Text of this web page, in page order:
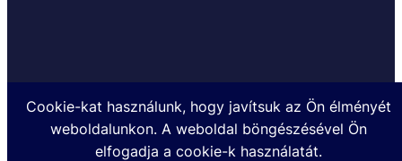
Készült a TOHATSUMARINE.HU Kft. megbízásából @2024
Cookie-kat használunk, hogy javítsuk az Ön élményét
weboldalunkon. A weboldal böngészésével Ön
elfogadja a cookie-k használatát.